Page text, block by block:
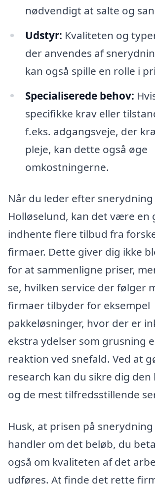
nødvendigt at salte og
Udstyr: Kvaliteten og
der anvendes af
kan også spille en rolle i
Specialiserede behov:
specifikke krav eller
f.eks. adgangsveje, der
pleje, kan dette også øge
omkostningerne.
Når du leder efter snerydning
Holløselund, kan det være en
indhente flere tilbud fra
firmaer. Dette giver dig ikke
for at sammenligne priser,
se, hvilken service der følger
firmaer tilbyder for eksempel
pakkeløsninger, hvor der er
ekstra ydelser som grusning
reaktion ved snefald. Ved at
research kan du sikre dig den
og de mest tilfredsstillende
Husk, at prisen på
handler om det beløb, du
også om kvaliteten af det
udføres. At finde det rette